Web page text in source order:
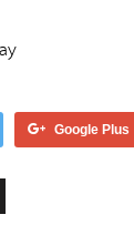
Google Plus